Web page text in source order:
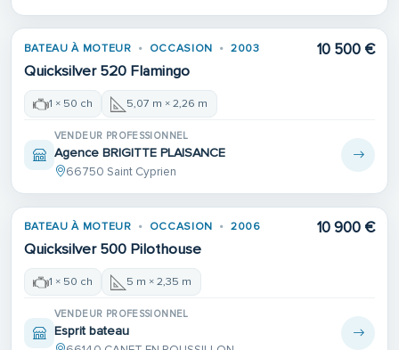
BATEAU À MOTEUR OCCASION 2003
Quicksilver 520 Flamingo
10 500 €
1 × 50 ch 5,07 m × 2,26 m
VENDEUR PROFESSIONNEL
Agence BRIGITTE PLAISANCE
66750 Saint Cyprien
BATEAU À MOTEUR OCCASION 2006
Quicksilver 500 Pilothouse
10 900 €
1 × 50 ch 5 m × 2,35 m
VENDEUR PROFESSIONNEL
Esprit bateau